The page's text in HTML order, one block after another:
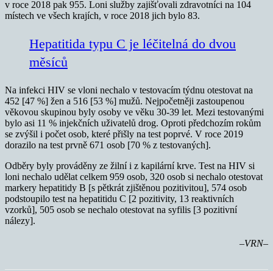
v roce 2018 pak 955. Loni služby zajišťovali zdravotníci na 104
místech ve všech krajích, v roce 2018 jich bylo 83.
Hepatitida typu C je léčitelná do dvou
měsíců
Na infekci HIV se vloni nechalo v testovacím týdnu otestovat na
452 [47 %] žen a 516 [53 %] mužů. Nejpočetněji zastoupenou
věkovou skupinou byly osoby ve věku 30-39 let. Mezi testovanými
bylo asi 11 % injekčních uživatelů drog. Oproti předchozím rokům
se zvýšil i počet osob, které přišly na test poprvé. V roce 2019
dorazilo na test prvně 671 osob [70 % z testovaných].
Odběry byly prováděny ze žilní i z kapilární krve. Test na HIV si
loni nechalo udělat celkem 959 osob, 320 osob si nechalo otestovat
markery hepatitidy B [s pětkrát zjištěnou pozitivitou], 574 osob
podstoupilo test na hepatitidu C [2 pozitivity, 13 reaktivních
vzorků], 505 osob se nechalo otestovat na syfilis [3 pozitivní
nálezy].
–VRN–